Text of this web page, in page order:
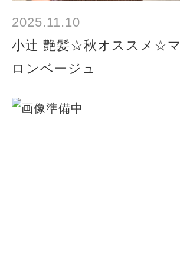
2025.11.10
小辻 艶髪☆秋オススメ☆マ
ロンベージュ